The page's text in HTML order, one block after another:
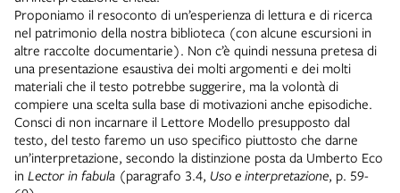
Proponiamo il resoconto di un’esperienza di lettura e di ricerca
nel patrimonio della nostra biblioteca (con alcune escursioni in
altre raccolte documentarie). Non c’è quindi nessuna pretesa di
una presentazione esaustiva dei molti argomenti e dei molti
materiali che il testo potrebbe suggerire, ma la volontà di
compiere una scelta sulla base di motivazioni anche episodiche.
Consci di non incarnare il Lettore Modello presupposto dal
testo, del testo faremo un uso specifico piuttosto che darne
un’interpretazione, secondo la distinzione posta da Umberto Eco
in Lector in fabula (paragrafo 3.4, Uso e interpretazione, p. 59-